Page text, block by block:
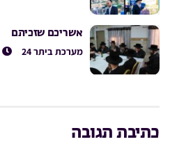
אשריכם שזכיתם
מערכת ביתר 24
כתיבת תגובה